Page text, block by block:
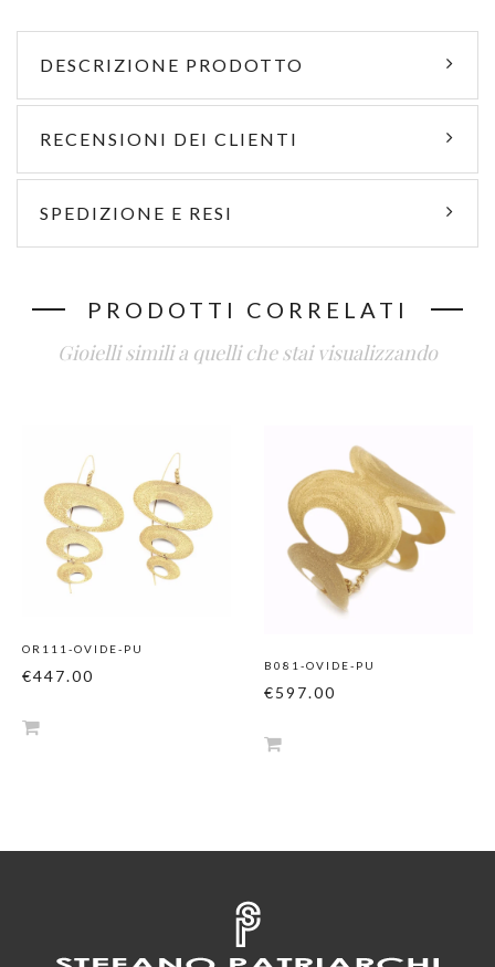
DESCRIZIONE PRODOTTO
RECENSIONI DEI CLIENTI
SPEDIZIONE E RESI
PRODOTTI CORRELATI
Gioielli simili a quelli che stai visualizzando
OR111-OVIDE-PU
€447.00
B081-OVIDE-PU
€597.00